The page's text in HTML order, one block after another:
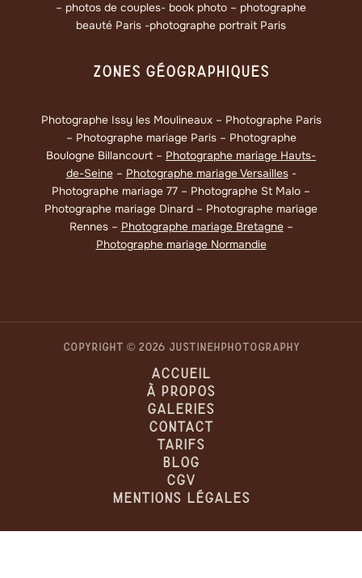
– photos de couples- book photo – photographe
beauté Paris -photographe portrait Paris
Zones Géographiques
Photographe Issy les Moulineaux – Photographe Paris
– Photographe mariage Paris – Photographe
Boulogne Billancourt – Photographe mariage Hauts-
de-Seine– Photographe mariage Versailles-
Photographe mariage 77 – Photographe St Malo –
Photographe mariage Dinard – Photographe mariage
Rennes – Photographe mariage Bretagne–
Photographe mariage Normandie
Copyright © 2026 JUSTINEHPHOTOGRAPHY
Accueil
À Propos
Galeries
Contact
Tarifs
Blog
CGV
Mentions Légales